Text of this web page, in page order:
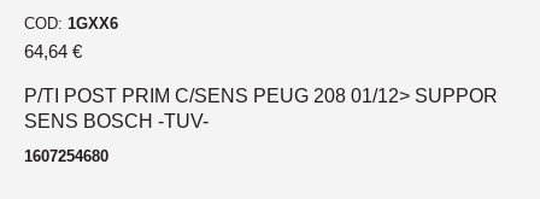
COD: 1GXX6
64,64 €
P/TI POST PRIM C/SENS PEUG 208 01/12> SUPPOR
SENS BOSCH -TUV-
1607254680